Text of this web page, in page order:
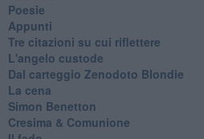
Poesie
Appunti
Tre citazioni su cui riflettere
L'angelo custode
Dal carteggio Zenodoto Blondie
La cena
Simon Benetton
Cresima & Comunione